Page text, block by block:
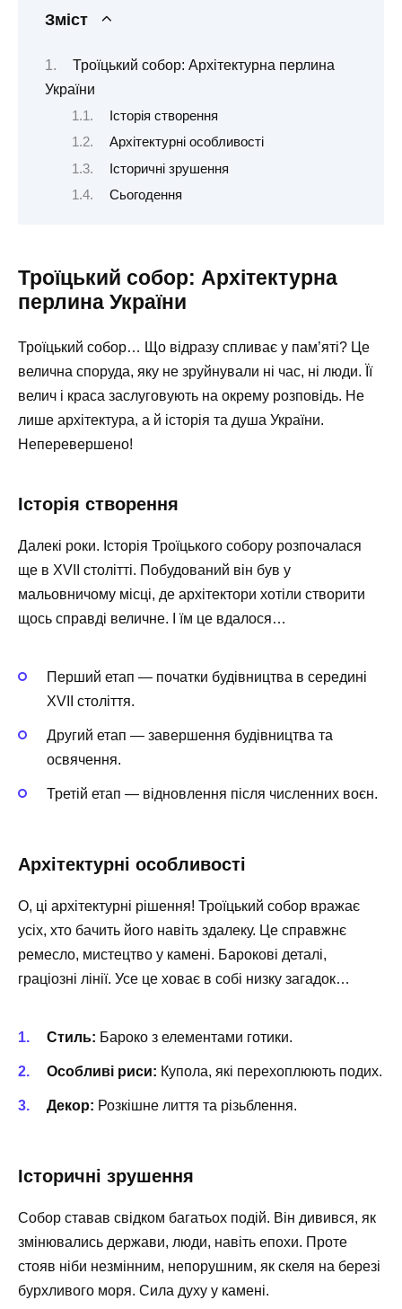
Зміст
Троїцький собор: Архітектурна перлина
України
Історія створення
Архітектурні особливості
Історичні зрушення
Сьогодення
Троїцький собор: Архітектурна
перлина України
Троїцький собор… Що відразу спливає у пам’яті? Це
велична споруда, яку не зруйнували ні час, ні люди. Її
велич і краса заслуговують на окрему розповідь. Не
лише архітектура, а й історія та душа України.
Неперевершено!
Історія створення
Далекі роки. Історія Троїцького собору розпочалася
ще в XVII столітті. Побудований він був у
мальовничому місці, де архітектори хотіли створити
щось справді величне. І їм це вдалося…
Перший етап — початки будівництва в середині
XVII століття.
Другий етап — завершення будівництва та
освячення.
Третій етап — відновлення після численних воєн.
Архітектурні особливості
О, ці архітектурні рішення! Троїцький собор вражає
усіх, хто бачить його навіть здалеку. Це справжнє
ремесло, мистецтво у камені. Барокові деталі,
граціозні лінії. Усе це ховає в собі низку загадок…
Стиль: Бароко з елементами готики.
Особливі риси: Купола, які перехоплюють подих.
Декор: Розкішне лиття та різьблення.
Історичні зрушення
Собор ставав свідком багатьох подій. Він дивився, як
змінювались держави, люди, навіть епохи. Проте
стояв ніби незмінним, непорушним, як скеля на березі
бурхливого моря. Сила духу у камені.